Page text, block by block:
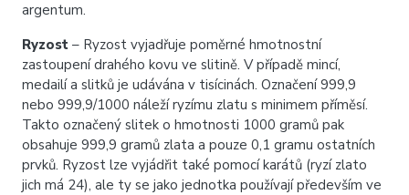
argentum.
Ryzost – Ryzost vyjadřuje poměrné hmotnostní
zastoupení drahého kovu ve slitině. V případě mincí,
medailí a slitků je udávána v tisícinách. Označení 999,9
nebo 999,9/1000 náleží ryzímu zlatu s minimem příměsí.
Takto označený slitek o hmotnosti 1000 gramů pak
obsahuje 999,9 gramů zlata a pouze 0,1 gramu ostatních
prvků. Ryzost lze vyjádřit také pomocí karátů (ryzí zlato
jich má 24), ale ty se jako jednotka používají především ve